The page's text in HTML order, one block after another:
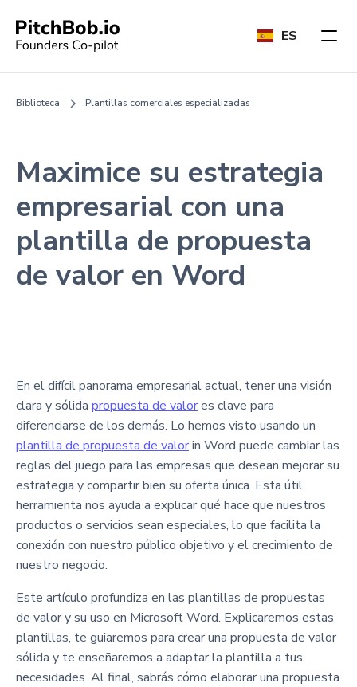
ES
Biblioteca Plantillas comerciales especializadas
Maximice su estrategia
empresarial con una
plantilla de propuesta
de valor en Word
En el difícil panorama empresarial actual, tener una visión
clara y sólida propuesta de valores clave para
diferenciarse de los demás. Lo hemos visto usando un
plantilla de propuesta de valorin Word puede cambiar las
reglas del juego para las empresas que desean mejorar su
estrategia y compartir bien su oferta única. Esta útil
herramienta nos ayuda a explicar qué hace que nuestros
productos o servicios sean especiales, lo que facilita la
conexión con nuestro público objetivo y el crecimiento de
nuestro negocio.
Este artículo profundiza en las plantillas de propuestas
de valor y su uso en Microsoft Word. Explicaremos estas
plantillas, te guiaremos para crear una propuesta de valor
sólida y te enseñaremos a adaptar la plantilla a tus
necesidades. Al final, sabrás cómo elaborar una propuesta